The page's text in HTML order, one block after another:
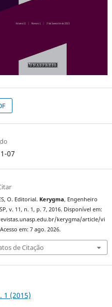
07
O. Editorial. Kerygma, Engenheiro
v. 11, n. 1, p. 7, 2016. Disponível em:
kerygma/article/vi
em: 7 ago. 2026.
de Citação
1 (2015)